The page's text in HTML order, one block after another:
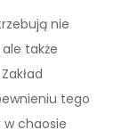
nie
także
tego
w chaosie